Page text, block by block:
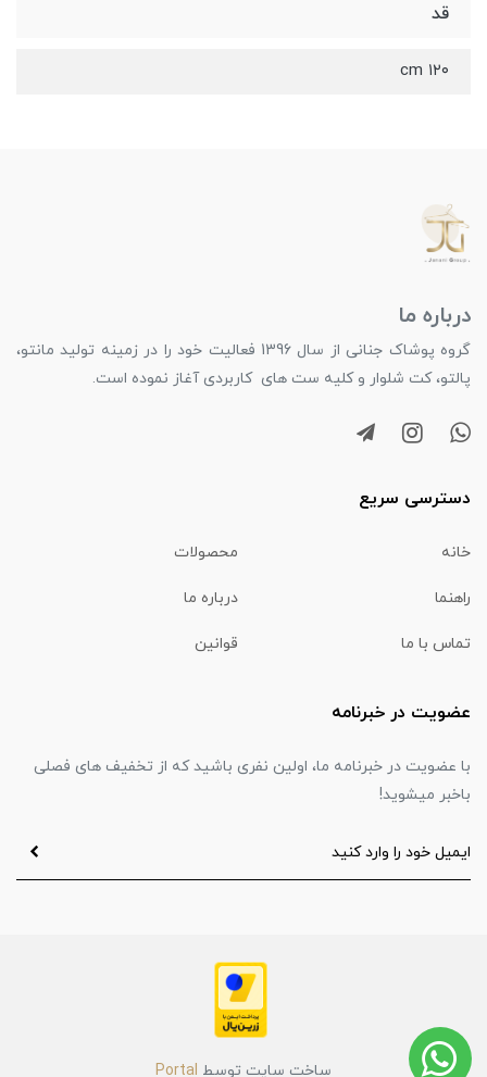
قد
۱۲۰ cm
درباره ما
گروه پوشاک جنانی از سال 1396 فعالیت خود را در زمینه تولید مانتو،
پالتو، کت شلوار و کلیه ست های کاربردی آغاز نموده است.
دسترسی سریع
خانه محصولات
راهنما درباره ما
تماس با ما قوانین
عضویت در خبرنامه
با عضویت در خبرنامه ما، اولین نفری باشید که از تخفیف های فصلی
باخبر میشوید!
ساخت سایت توسط Portal